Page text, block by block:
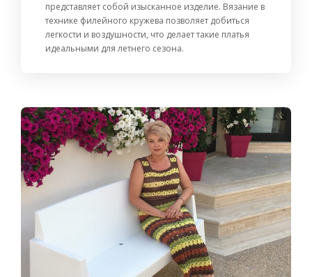
представляет собой изысканное изделие. Вязание в
технике филейного кружева позволяет добиться
легкости и воздушности, что делает такие платья
идеальными для летнего сезона.